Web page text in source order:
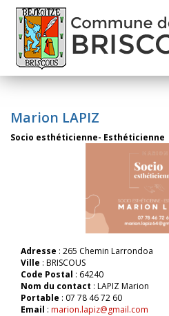
Marion LAPIZ
Socio esthéticienne- Esthéticienne
Adresse : 265 Chemin Larrondoa
Ville : BRISCOUS
Code Postal : 64240
Nom du contact : LAPIZ Marion
Portable : 07 78 46 72 60
Email : marion.lapiz@gmail.com